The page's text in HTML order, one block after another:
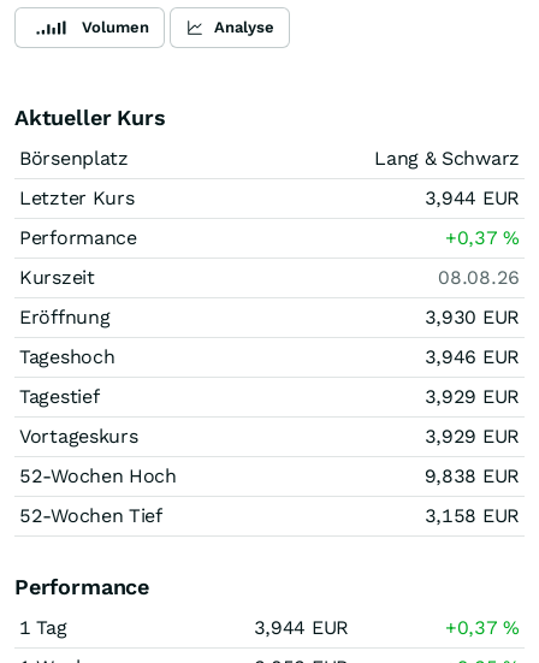
Volumen Analyse
Aktueller Kurs
Börsenplatz
Lang & Schwarz
Letzter Kurs
3,944 EUR
Performance
+0,37%
Kurszeit
08.08.26
Eröffnung
3,930 EUR
Tageshoch
3,946 EUR
Tagestief
3,929 EUR
Vortageskurs
3,929 EUR
52-Wochen Hoch
9,838 EUR
52-Wochen Tief
3,158 EUR
Performance
1 Tag 3,944 EUR +0,37%